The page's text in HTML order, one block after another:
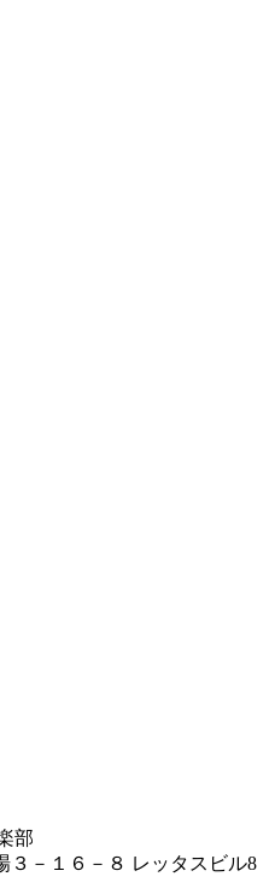
部
－１６－８ レッタスビル8